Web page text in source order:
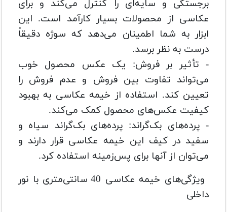
برجستگی و سایه‌ای را کنترل می‌کند و برای
عکاسی از محصولات بسیار کارآمد است. این
ابزار به شما اطمینان می‌دهد که سوژه دقیقاً
درست به نظر برسد.
- تأثیر بر فروش: یک عکس محصول خوب
می‌تواند تفاوت بین فروش و عدم فروش را
تعیین کند. استفاده از خیمه عکاسی به بهبود
کیفیت عکس‌های محصول کمک می‌کند.
- پرده‌های بک‌گراند: پرده‌های بک‌گراند سیاه و
سفید در کیف این خیمه عکاسی قرار دارند و
می‌توان از آنها برای پس‌زمینه استفاده کرد.
ویژگی‌های خیمه عکاسی 40 سانتی‌متری با نور
داخلی